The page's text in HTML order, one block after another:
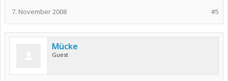
#5
7. November 2008
Mücke
Guest